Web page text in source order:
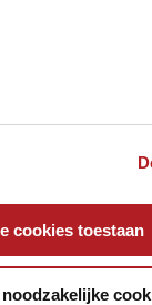
cookies toestaan
Birol Uymaz.
van 18, de
40-40 tegen
en Marco Zanetti
Robinson
en Ngo
naar de
op de slotdag.